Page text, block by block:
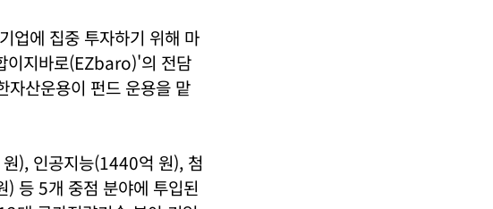
업에 집중 투자하기 위해 마
이지바로(EZbaro)'의 전담
자산운용이 펀드 운용을 맡
), 인공지능(1440억 원), 첨
등 5개 중점 분야에 투입된